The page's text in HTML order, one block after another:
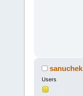
sanuchek
Users